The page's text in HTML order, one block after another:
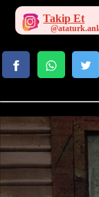
Takip Et